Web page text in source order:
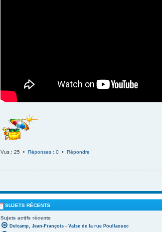
Vus : 25 • Réponses : 0 • Répondre
SUJETS RÉCENTS
Sujets actifs récents
Delcamp, Jean-François - Valse de la rue Poullaouec